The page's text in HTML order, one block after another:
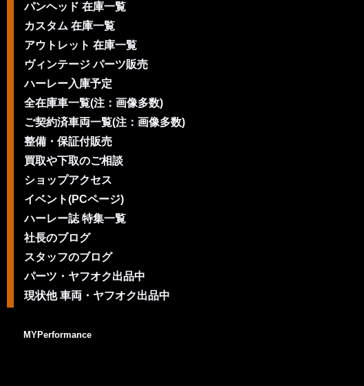
パンヘッド 在庫一覧
カスタム 在庫一覧
アウトレット 在庫一覧
ヴィンテージ パーツ販売
ハーレー入庫予定
全在庫車一覧(注：画像多数)
ご契約済車両一覧(注：画像多数)
整備・保証付販売
買取や下取のご相談
ショップアクセス
イベント(PCページ)
ハーレー誌 特集一覧
社長のブログ
スタッフのブログ
パーツ・ヤフオク出品中
現状他 車両・ヤフオク出品中
MYPerformance